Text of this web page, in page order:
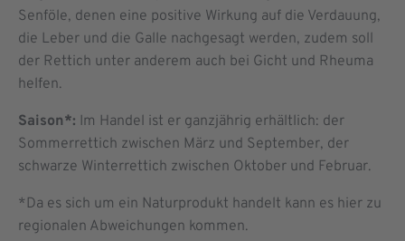
Senföle, denen eine positive Wirkung auf die Verdauung,
die Leber und die Galle nachgesagt werden, zudem soll
der Rettich unter anderem auch bei Gicht und Rheuma
helfen.
Saison*: Im Handel ist er ganzjährig erhältlich: der
Sommerrettich zwischen März und September, der
schwarze Winterrettich zwischen Oktober und Februar.
*Da es sich um ein Naturprodukt handelt kann es hier zu
regionalen Abweichungen kommen.